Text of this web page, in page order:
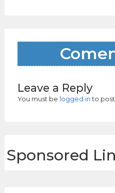
Leave a Reply
You must be logged into
Sponsored